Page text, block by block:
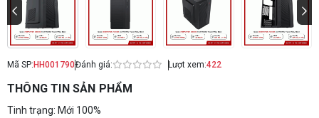
Mã SP: HH001790Đánh giá: Lượt xem:422
THÔNG TIN SẢN PHẨM
Tinh trạng: Mới 100%